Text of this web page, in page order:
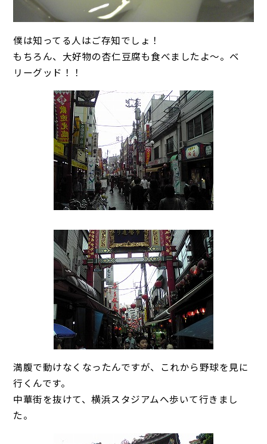
僕は知ってる人はご存知でしょ！
もちろん、大好物の杏仁豆腐も食べましたよ～。ベ
リーグッド！！
満腹で動けなくなったんですが、これから野球を見に
行くんです。
中華街を抜けて、横浜スタジアムへ歩いて行きまし
た。